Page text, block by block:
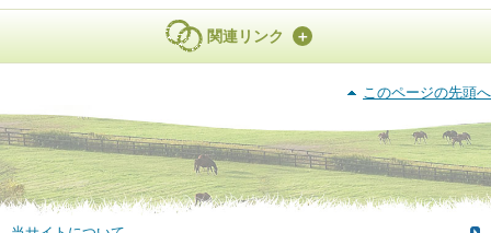
関連リンク
このページの先頭へ